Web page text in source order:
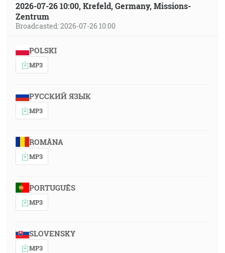
2026-07-26 10:00, Krefeld, Germany, Missions-
Zentrum
Broadcasted: 2026-07-26 10:00
POLSKI
MP3
РУССКИЙ ЯЗЫК
MP3
ROMÂNA
MP3
PORTUGUÊS
MP3
SLOVENSKY
MP3